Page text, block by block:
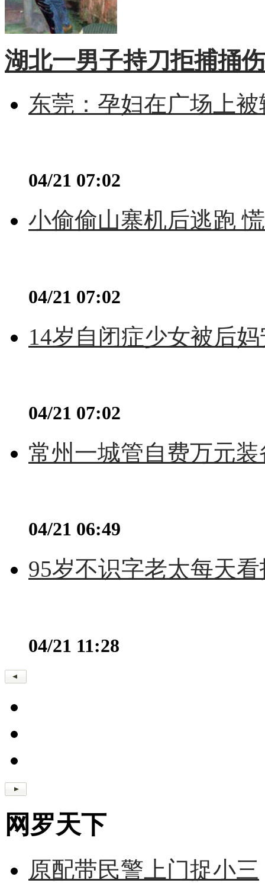
湖北一男子持刀拒捕捅
东莞：孕妇在广场上
04/21 07:02
小偷偷山寨机后逃跑
04/21 07:02
14岁自闭症少女被后
04/21 07:02
常州一城管自费万元
04/21 06:49
95岁不识字老太每天
04/21 11:28
网罗天下
原配带民警上门捉小三